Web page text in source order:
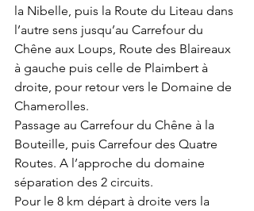
la Nibelle, puis la Route du Liteau dans
l’autre sens jusqu’au Carrefour du
Chêne aux Loups, Route des Blaireaux
à gauche puis celle de Plaimbert à
droite, pour retour vers le Domaine de
Chamerolles.
Passage au Carrefour du Chêne à la
Bouteille, puis Carrefour des Quatre
Routes. A l’approche du domaine
séparation des 2 circuits.
Pour le 8 km départ à droite vers la